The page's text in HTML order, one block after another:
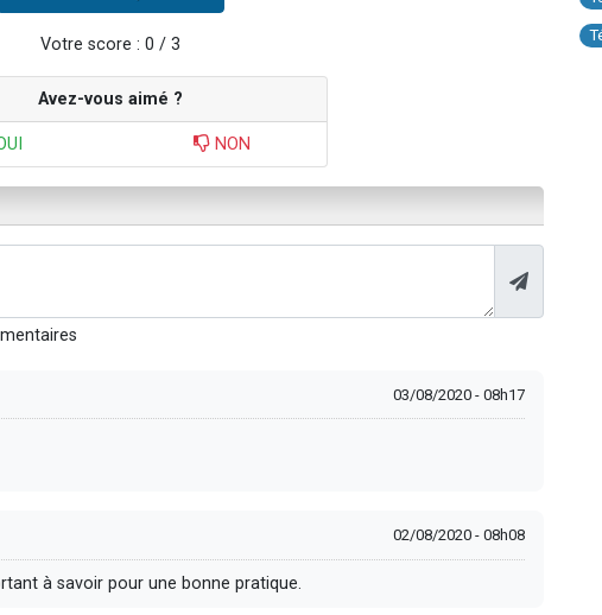
Votre score : 0 / 3
Avez-vous aimé ?
NON
03/08/2020 - 08h17
02/08/2020 - 08h08
à savoir pour une bonne pratique.